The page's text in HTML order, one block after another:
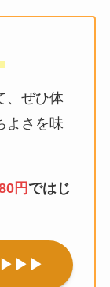
、ぜひ体
よさを味
円 ではじ
▶▶▶